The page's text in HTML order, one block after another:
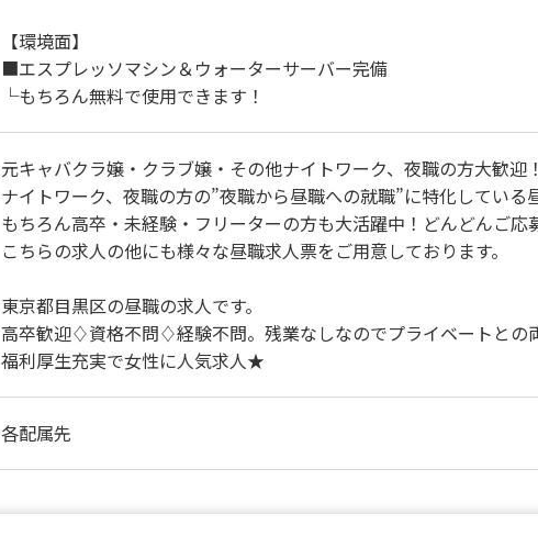
【環境面】
■エスプレッソマシン＆ウォーターサーバー完備
└もちろん無料で使用できます！
元キャバクラ嬢・クラブ嬢・その他ナイトワーク、夜職の方大歓迎！
ナイトワーク、夜職の方の”夜職から昼職への就職”に特化している
もちろん高卒・未経験・フリーターの方も大活躍中！どんどんご応
こちらの求人の他にも様々な昼職求人票をご用意しております。
東京都目黒区の昼職の求人です。
高卒歓迎♢資格不問♢経験不問。残業なしなのでプライベートと
福利厚生充実で女性に人気求人★
各配属先